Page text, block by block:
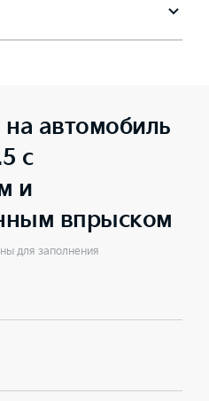
автомобиль
с
и
впрыском
для заполнения